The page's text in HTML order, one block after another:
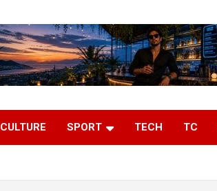
CULTURE SPORT TECH TC